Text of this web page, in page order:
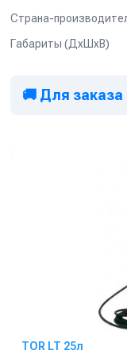
Страна-
Габариты (ДхШхВ)
🚚 Для заказа
TOR LT 25л